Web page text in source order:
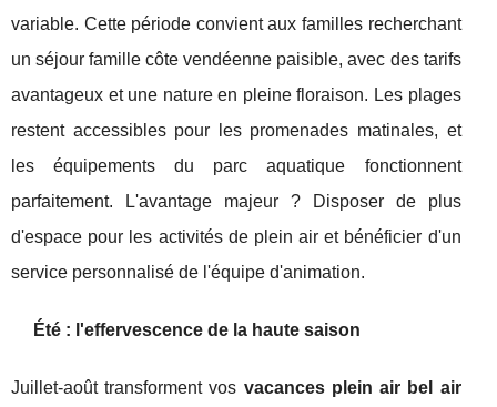
variable. Cette période convient aux familles recherchant
un séjour famille côte vendéenne paisible, avec des tarifs
avantageux et une nature en pleine floraison. Les plages
restent accessibles pour les promenades matinales, et
les équipements du parc aquatique fonctionnent
parfaitement. L'avantage majeur ? Disposer de plus
d'espace pour les activités de plein air et bénéficier d'un
service personnalisé de l'équipe d'animation.
Été : l'effervescence de la haute saison
Juillet-août transforment vos vacances plein air bel air